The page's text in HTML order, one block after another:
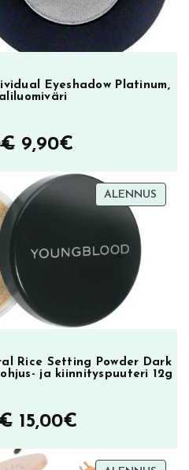
Eyeshadow Platinum,
€ Alkuperäinen
hinta
oli:
9,90€Nykyinen
hinta
on: ALENNUS
Rice Setting Powder Dark
ja kiinnityspuuteri 12g
Alkuperäinen
hinta
15,00€Nykyinen
hinta